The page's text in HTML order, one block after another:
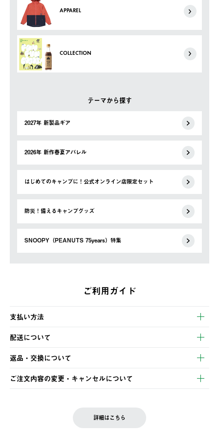
APPAREL
COLLECTION
テーマから探す
2027年 新製品ギア
2026年 新作春夏アパレル
はじめてのキャンプに！公式オンライン店限定セット
防災！備えるキャンプグッズ
SNOOPY（PEANUTS 75years）特集
ご利用ガイド
支払い方法
以下のいずれかの方法でお支払いいただけます。
・クレジットカード決済
・コンビニ決済
・Pay-easy決済
配送について
【発送スケジュール】
ご注文・ご入金完了より2営業日以内に商品を発送いたします。
土日祝の発送はございませんので、木曜日以降のご注文は週明け
の発送となる場合がございます。
返品・交換について
※お客様都合の場合
お客様都合の返品にかかる送料は、お客様ご負担とさせていただ
ご注文内容の変更・キャンセルについて
LOGOS FAMILY会員の方は、会員マイページ内 購入履歴画面に
詳細はこちら